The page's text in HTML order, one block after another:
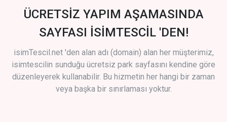
ÜCRETSİZ YAPIM AŞAMASINDA
SAYFASI İSİMTESCİL 'DEN!
isimTescil.net 'den alan adı (domain) alan her müşterimiz,
isimtescilin sunduğu ücretsiz park sayfasını kendine göre
düzenleyerek kullanabilir. Bu hizmetin her hangi bir zaman
veya başka bir sınırlaması yoktur.